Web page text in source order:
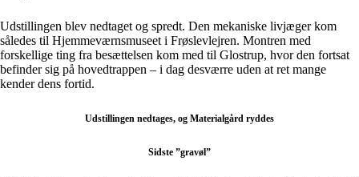
Udstillingen blev nedtaget og spredt. Den mekaniske livjæger kom
således til Hjemmeværnsmuseet i Frøslevlejren. Montren med
forskellige ting fra besættelsen kom med til Glostrup, hvor den fortsat
befinder sig på hovedtrappen – i dag desværre uden at ret mange
kender dens fortid.
Udstillingen nedtages, og Materialgård ryddes
Sidste ”gravøl”